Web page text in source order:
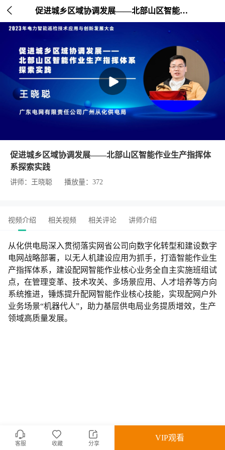
 促进城乡区域协调发展——北部山区智能作业生产指挥体系探索实践
促进城乡区域协调发展——北部山区智能作业生产指挥体
系探索实践
讲师：王晓聪 播放量：372
视频介绍 相关视频 相关评论 讲师介绍
从化供电局深入贯彻落实网省公司向数字化转型和建设数字
电网战略部署，以无人机建设应用为抓手，打造智能作业生
产指挥体系，建设配网智能作业核心业务全自主实施班组试
点，在管理变革、技术攻关、多场景应用、人才培养等方向
系统推进，锤炼提升配网智能作业核心技能，实现配网户外
业务场景“机器代人”，助力基层供电局业务提质增效，生产
领域高质量发展。
客服 收藏 分享
VIP观看